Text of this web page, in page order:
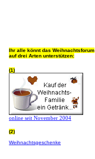
Ihr alle könnt das Weihnachtsforum
auf drei Arten unterstützen:
(1)
online seit November 2004
(2)
Weihnachtsgeschenke